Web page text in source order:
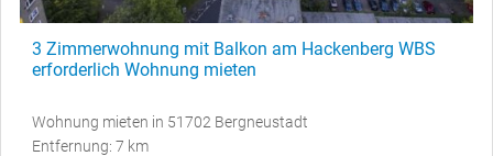
3 Zimmerwohnung mit Balkon am Hackenberg WBS
erforderlich Wohnung mieten
Wohnung mieten in 51702 Bergneustadt
Entfernung: 7 km